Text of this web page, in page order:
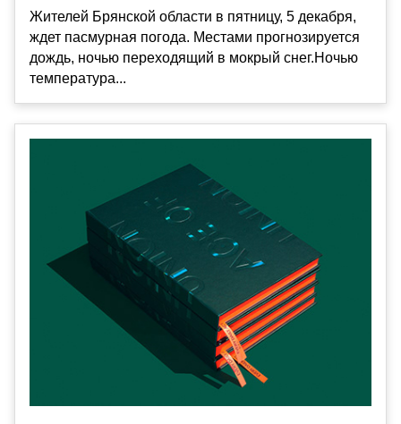
Жителей Брянской области в пятницу, 5 декабря,
ждет пасмурная погода. Местами прогнозируется
дождь, ночью переходящий в мокрый снег.Ночью
температура...